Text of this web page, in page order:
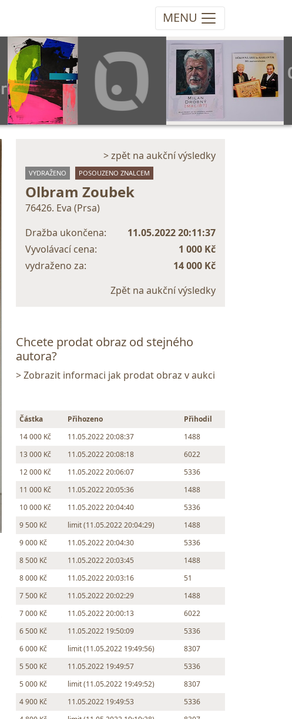
MENU
> zpět na aukční výsledky
VYDRAŽENO POSOUZENO ZNALCEM
Olbram Zoubek
76426. Eva (Prsa)
Dražba ukončena:
11.05.2022 20:11:37
Vyvolávací cena:
1 000 Kč
vydraženo za:
14 000 Kč
Zpět na aukční výsledky
Chcete prodat obraz od stejného
autora?
> Zobrazit informaci jak prodat obraz v aukci
Částka Přihozeno
Přihodil
14 000 Kč
11.05.2022 20:08:37
1488
13 000 Kč
11.05.2022 20:08:18
6022
12 000 Kč
11.05.2022 20:06:07
5336
11 000 Kč
11.05.2022 20:05:36
1488
10 000 Kč
11.05.2022 20:04:40
5336
9 500 Kč
limit (11.05.2022 20:04:29)
1488
9 000 Kč
11.05.2022 20:04:30
5336
8 500 Kč
11.05.2022 20:03:45
1488
8 000 Kč
11.05.2022 20:03:16
51
7 500 Kč
11.05.2022 20:02:29
1488
7 000 Kč
11.05.2022 20:00:13
6022
6 500 Kč
11.05.2022 19:50:09
5336
6 000 Kč
limit (11.05.2022 19:49:56)
8307
5 500 Kč
11.05.2022 19:49:57
5336
5 000 Kč
limit (11.05.2022 19:49:52)
8307
4 900 Kč
11.05.2022 19:49:53
5336